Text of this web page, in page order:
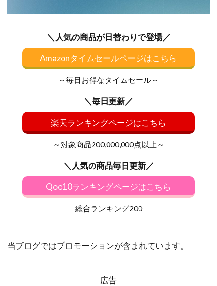
＼人気の商品が日替わりで登場／
Amazonタイムセールページはこちら
～毎日お得なタイムセール～
＼毎日更新／
楽天ランキングページはこちら
～対象商品200,000,000点以上～
＼人気の商品毎日更新／
Qoo10ランキングページはこちら
総合ランキング200
当ブログではプロモーションが含まれています。
広告